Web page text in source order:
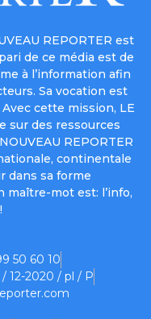
REPORTER est
de ce média est de
à l’information afin
Sa vocation est
cette mission, LE
sur des ressources
REPORTER
continentale
dans sa forme
mot est: l’info,
50 60 10
12-2020 / pl / P